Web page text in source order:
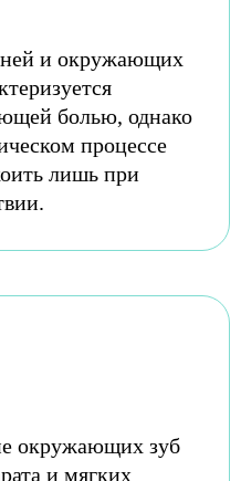
и окружающих
болью, однако
процессе
лишь при
окружающих зуб
и мягких